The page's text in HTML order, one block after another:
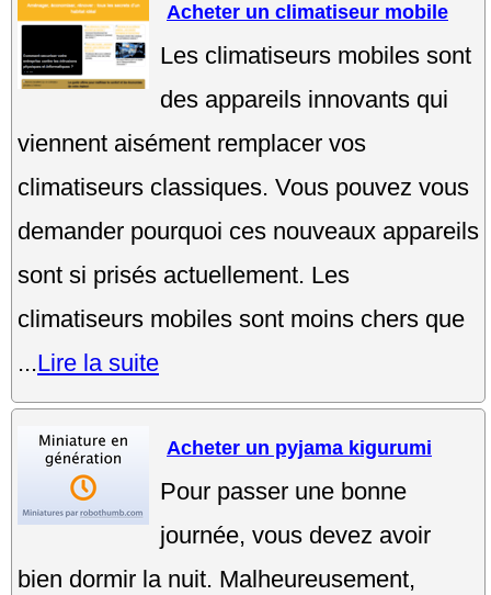
Acheter un climatiseur mobile
Les climatiseurs mobiles sont
des appareils innovants qui
viennent aisément remplacer vos
climatiseurs classiques. Vous pouvez vous
demander pourquoi ces nouveaux appareils
sont si prisés actuellement. Les
climatiseurs mobiles sont moins chers que
...Lire la suite
Acheter un pyjama kigurumi
Pour passer une bonne
journée, vous devez avoir
bien dormir la nuit. Malheureusement,